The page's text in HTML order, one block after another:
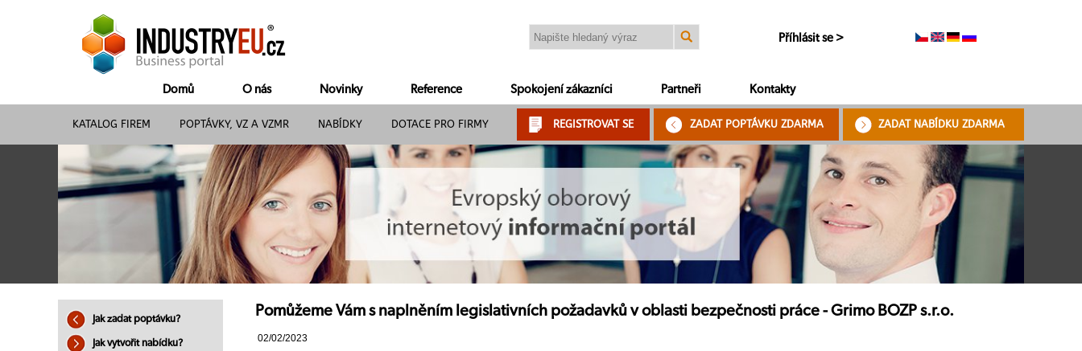
Příhlásit se >
Domů O nás Novinky Reference Spokojení zákazníci Partneři Kontakty
KATALOG FIREM POPTÁVKY, VZ A VZMR NABÍDKY DOTACE PRO FIRMY REGISTROVAT SE ZADAT POPTÁVKU ZDARMA ZADAT NABÍDKU ZDARMA
Jak zadat poptávku?
Jak vytvořit nabídku?
Pomůžeme Vám s naplněním legislativních požadavků v oblasti bezpečnosti práce - Grimo BOZP s.r.o.
02/02/2023